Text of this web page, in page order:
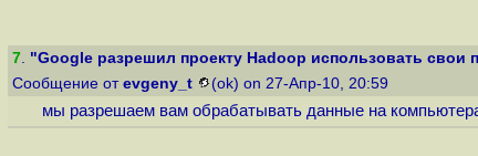
7. "Google разрешил проекту Hadoop использовать свои
Сообщение от evgeny_t (ok) on 27-Апр-10, 20:59
мы разрешаем вам обрабатывать данные на